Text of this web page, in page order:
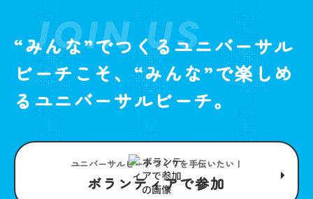
JOIN US
“みんな”でつくるユニバーサル
ビーチこそ、“みんな”で楽しめ
るユニバーサルビーチ。
ユニバーサルビーチつくりを手伝いたい！
ボランティアで参加